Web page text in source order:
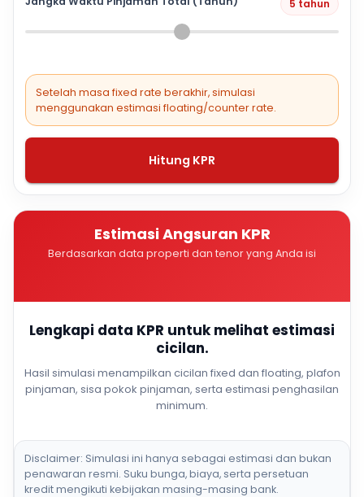
5 tahun
Setelah masa fixed rate berakhir, simulasi
menggunakan estimasi floating/counter rate.
Hitung KPR
Estimasi Angsuran KPR
Berdasarkan data properti dan tenor yang Anda isi
Lengkapi data KPR untuk melihat estimasi
cicilan.
Hasil simulasi menampilkan cicilan fixed dan floating, plafon
pinjaman, sisa pokok pinjaman, serta estimasi penghasilan
minimum.
Disclaimer: Simulasi ini hanya sebagai estimasi dan bukan
penawaran resmi. Suku bunga, biaya, serta persetuan
kredit mengikuti kebijakan masing-masing bank.